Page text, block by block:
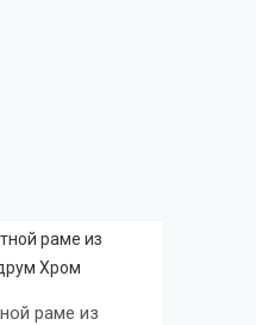
раме из